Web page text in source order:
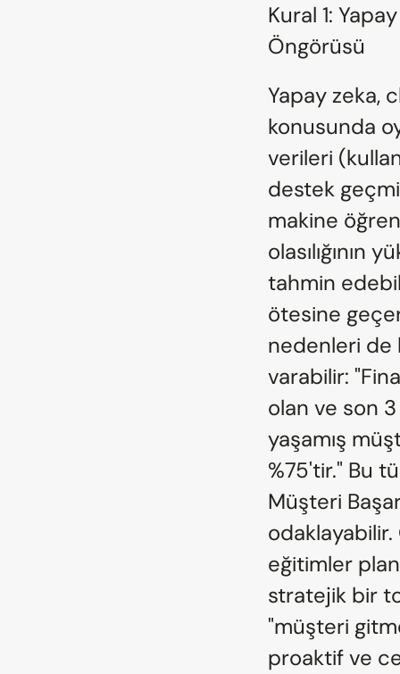
Kural 1:
Öngörüsü
Yapay zeka,
konusunda
verileri
destek
makine
olasılığının
tahmin
ötesine
nedenleri de
varabilir:
olan ve son
yaşamış
%75'tir." Bu
Müşteri
eğitimler
stratejik bir
"müşteri
proaktif ve